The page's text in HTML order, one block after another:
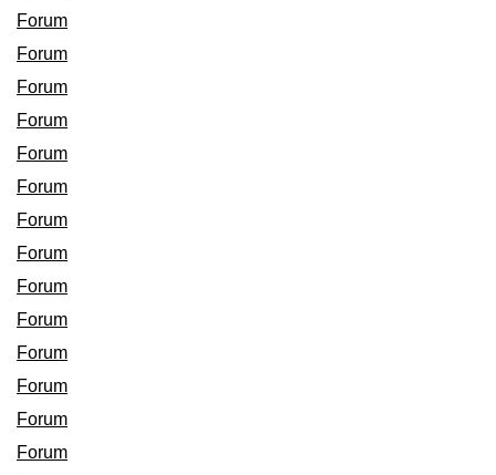
Forum
Forum
Forum
Forum
Forum
Forum
Forum
Forum
Forum
Forum
Forum
Forum
Forum
Forum